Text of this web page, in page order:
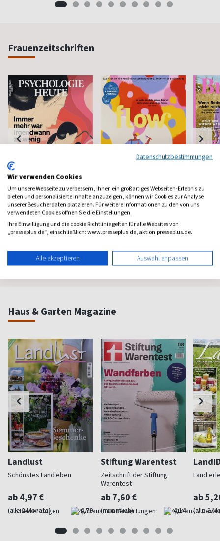
Frauenzeitschriften
Psychologie Heute
Psychologie fürs Leben
ab 8,11 €
Flow
Bewußt leben und erleben
ab 8,50 €
Haus & Garten Magazine
Landlust
Schönstes Landleben
ab 4,97 €
(alle 2 Monate) 4,79
Stiftung Warentest
Zeitschrift der Stiftung
Warentest
ab 7,60 €
(monatlich) 4,14
Land
ab
(alle 2
Datenschutzbestimmungen
Wir verwenden Cookies
Um unsere Webseite zu verbessern, Ihnen ein großartiges Webseiten-Erlebnis zu
bieten und personalisierte Inhalte anzuzeigen, können wir Cookies zur Analyse
unserer Besucherdaten platzieren. Für weitere Informationen zu den von uns
verwendeten Cookies öffnen Sie die Einstellungen.
Ihre Einwilligung und die cookie Richtlinie gelten für alle Websites von
„presseplus.de“, einschließlich: www.presseplus.de, aktion.presseplus.de.
Alle akzeptieren Auswahl anpassen